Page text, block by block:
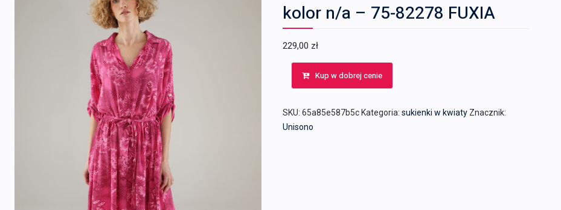
kolor n/a – 75-82278 FUXIA
229,00 zł
Kup w dobrej cenie
SKU: 65a85e587b5c Kategoria: sukienki w kwiaty Znacznik:
Unisono